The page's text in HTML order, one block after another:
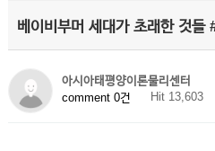
베이비부머 세대가 초래한 것들
아시아태평양이론물리센터
comment 0건
Hit 13,603